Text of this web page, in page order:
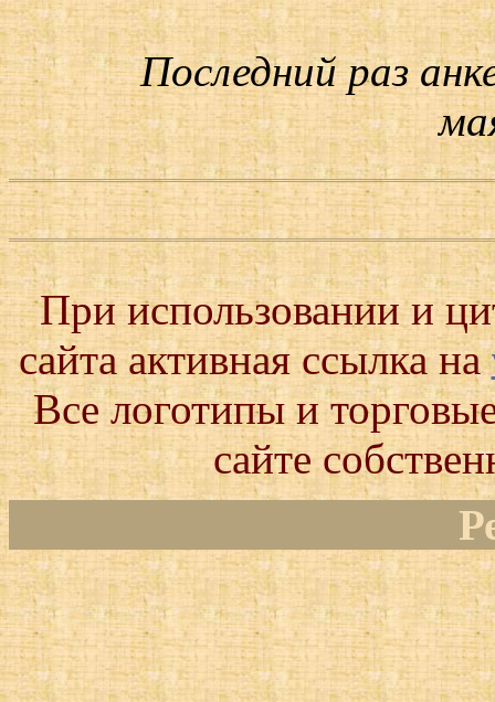
Последний раз
При использовании и
сайта активная ссылка на
Все логотипы и
сайте